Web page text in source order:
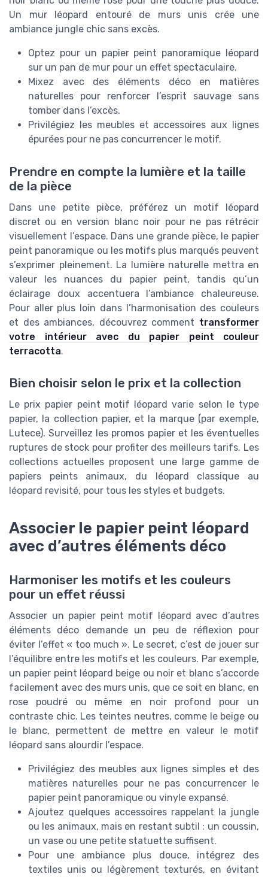
Un mur léopard entouré de murs unis crée une
ambiance jungle chic sans excès.
Optez pour un papier peint panoramique léopard
sur un pan de mur pour un effet spectaculaire.
Mixez avec des éléments déco en matières
naturelles pour renforcer l’esprit sauvage sans
tomber dans l’excès.
Privilégiez les meubles et accessoires aux lignes
épurées pour ne pas concurrencer le motif.
Prendre en compte la lumière et la taille
de la pièce
Dans une petite pièce, préférez un motif léopard
discret ou en version blanc noir pour ne pas rétrécir
visuellement l’espace. Dans une grande pièce, le papier
peint panoramique ou les motifs plus marqués peuvent
s’exprimer pleinement. La lumière naturelle mettra en
valeur les nuances du papier peint, tandis qu’un
éclairage doux accentuera l’ambiance chaleureuse.
Pour aller plus loin dans l’harmonisation des couleurs
et des ambiances, découvrez comment transformer
votre intérieur avec du papier peint couleur
terracotta.
Bien choisir selon le prix et la collection
Le prix papier peint motif léopard varie selon le type
papier, la collection papier, et la marque (par exemple,
Lutece). Surveillez les promos papier et les éventuelles
ruptures de stock pour profiter des meilleurs tarifs. Les
collections actuelles proposent une large gamme de
papiers peints animaux, du léopard classique au
léopard revisité, pour tous les styles et budgets.
Associer le papier peint léopard
avec d’autres éléments déco
Harmoniser les motifs et les couleurs
pour un effet réussi
Associer un papier peint motif léopard avec d’autres
éléments déco demande un peu de réflexion pour
éviter l’effet « too much ». Le secret, c’est de jouer sur
l’équilibre entre les motifs et les couleurs. Par exemple,
un papier peint léopard beige ou noir et blanc s’accorde
facilement avec des murs unis, que ce soit en blanc, en
rose poudré ou même en noir profond pour un
contraste chic. Les teintes neutres, comme le beige ou
le blanc, permettent de mettre en valeur le motif
léopard sans alourdir l’espace.
Privilégiez des meubles aux lignes simples et des
matières naturelles pour ne pas concurrencer le
papier peint panoramique ou vinyle expansé.
Ajoutez quelques accessoires rappelant la jungle
ou les animaux, mais en restant subtil : un coussin,
un vase ou une petite statuette suffisent.
Pour une ambiance plus douce, intégrez des
textiles unis ou légèrement texturés, en évitant